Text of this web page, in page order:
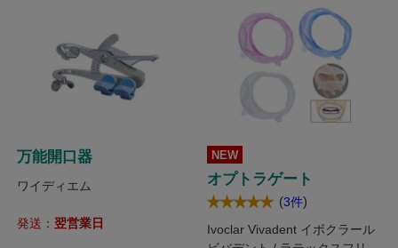
万能開口器
ワイディエム
発送： 翌営業日
NEW
オプトラゲート
(3件)
Ivoclar Vivadent イボクラール